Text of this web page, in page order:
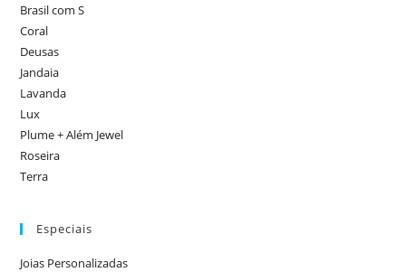
Brasil com S
Coral
Deusas
Jandaia
Lavanda
Lux
Plume + Além Jewel
Roseira
Terra
Especiais
Joias Personalizadas